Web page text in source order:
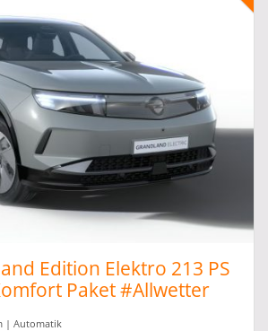
Edition Elektro 213 PS
Paket #Allwetter
| Automatik